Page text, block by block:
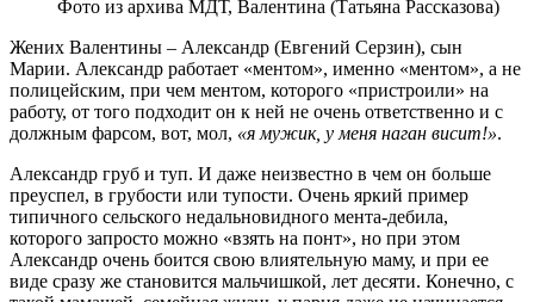
Фото из архива МДТ, Валентина (Татьяна Рассказова)
Жених Валентины – Александр (Евгений Серзин), сын
Марии. Александр работает «ментом», именно «ментом», а не
полицейским, при чем ментом, которого «пристроили» на
работу, от того подходит он к ней не очень ответственно и с
должным фарсом, вот, мол, «я мужик, у меня наган висит!».
Александр груб и туп. И даже неизвестно в чем он больше
преуспел, в грубости или тупости. Очень яркий пример
типичного сельского недальновидного мента-дебила,
которого запросто можно «взять на понт», но при этом
Александр очень боится свою влиятельную маму, и при ее
виде сразу же становится мальчишкой, лет десяти. Конечно, с